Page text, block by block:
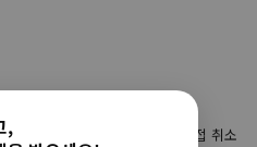
님이 사이트 마이페이지에서 직접 취소
,